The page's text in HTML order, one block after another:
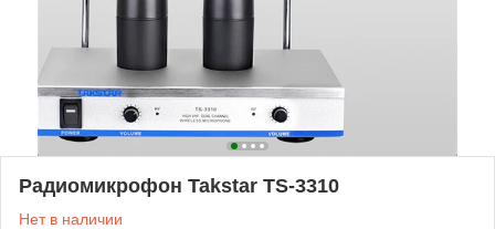
Радиомикрофон Takstar TS-3310
Нет в наличии